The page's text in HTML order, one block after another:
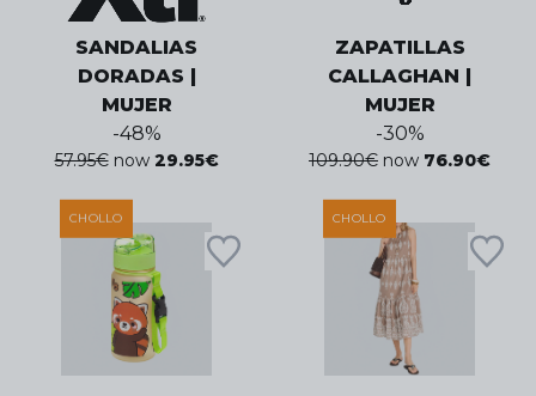
SANDALIAS
DORADAS |
MUJER
-48%
57.95€ now 29.95€
ZAPATILLAS
CALLAGHAN |
MUJER
-30%
109.90€ now 76.90€
CHOLLO CHOLLO